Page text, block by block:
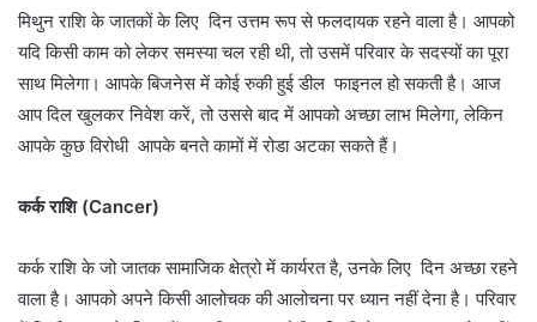
मिथुन राशि के जातकों के लिए दिन उत्तम रूप से फलदायक रहने वाला है। आपको
यदि किसी काम को लेकर समस्या चल रही थी, तो उसमें परिवार के सदस्यों का पूरा
साथ मिलेगा। आपके बिजनेस में कोई रुकी हुई डील फाइनल हो सकती है। आज
आप दिल खुलकर निवेश करें, तो उससे बाद में आपको अच्छा लाभ मिलेगा, लेकिन
आपके कुछ विरोधी आपके बनते कामों में रोडा अटका सकते हैं।
कर्क राशि (Cancer)
कर्क राशि के जो जातक सामाजिक क्षेत्रो में कार्यरत है, उनके लिए दिन अच्छा रहने
वाला है। आपको अपने किसी आलोचक की आलोचना पर ध्यान नहीं देना है। परिवार